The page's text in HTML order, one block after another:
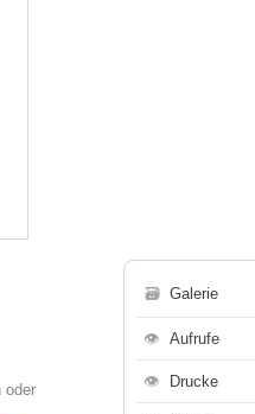
oder
🗃 Galerie
👁 Aufrufe
👁 Drucke